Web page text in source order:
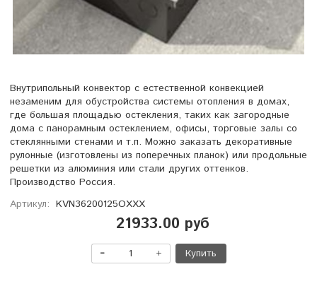
Внутрипольный конвектор с естественной конвекцией
незаменим для обустройства системы отопления в домах,
где большая площадью остекления, таких как загородные
дома с панорамным остеклением, офисы, торговые залы со
стеклянными стенами и т.п. Можно заказать декоративные
рулонные (изготовлены из поперечных планок) или продольные
решетки из алюминия или стали других оттенков.
Производство Россия.
Артикул: KVN36200125OXXX
21933.00 руб
Купить